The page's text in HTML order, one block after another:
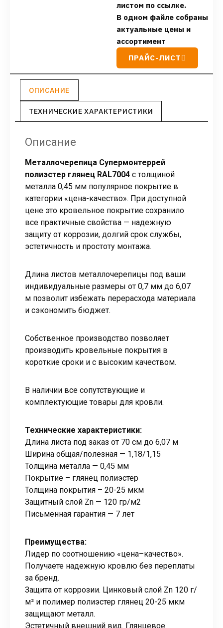
листом по ссылке.
В одном файле собраны
актуальные цены и
ассортимент
ПРАЙС-ЛИСТ
ОПИСАНИЕ
ТЕХНИЧЕСКИЕ ХАРАКТЕРИСТИКИ
Описание
Металлочерепица Супермонтеррей
полиэстер глянец RAL7004 с толщиной
металла 0,45 мм популярное покрытие в
категории «цена-качество». При доступной
цене это кровельное покрытие сохранило
все практичные свойства — надежную
защиту от коррозии, долгий срок службы,
эстетичность и простоту монтажа.
Длина листов металлочерепицы под ваши
индивидуальные размеры от 0,7 мм до 6,07
м позволит избежать перерасхода материала
и сэкономить бюджет.
Собственное производство позволяет
производить кровельные покрытия в
короткие сроки и с высоким качеством.
В наличии все сопутствующие и
комплектующие товары для кровли.
Технические характеристики:
Длина листа под заказ от 70 см до 6,07 м
Ширина общая/полезная — 1,18/1,15
Толщина металла — 0,45 мм
Покрытие – глянец полиэстер
Толщина покрытия – 20-25 мкм
Защитный слой Zn — 120 гр/м2
Письменная гарантия — 7 лет
Преимущества:
Лидер по соотношению «цена–качество».
Получаете надежную кровлю без переплаты
за бренд.
Защита от коррозии. Цинковый слой Zn 120 г/
м² и полимер полиэстер глянец 20-25 мкм
защищают металл.
Эстетичный внешний вид. Глянцевое